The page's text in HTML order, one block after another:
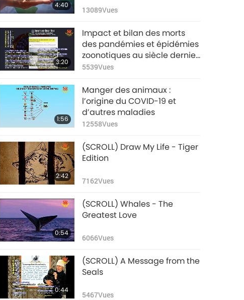
4735
28
2:00
Les animaux sont
des personnes –
28ème partie
4998
1:44
Les animaux sont
des personnes –
29ème partie
4714
30
Les animaux sont
des personnes –
3977
31
Les animaux sont
des personnes –
4019
32
Les animaux sont
des personnes –
3980
4:40
13089Vues
3:20
Impact et bilan des morts
des pandémies et épidémies
zoonotiques au siècle dernier
(estimation)
5539Vues
1:56
Manger des animaux :
l’origine du COVID-19 et
d’autres maladies
12558Vues
2:42
(SCROLL) Draw My Life - Tiger
Edition
7162Vues
0:54
(SCROLL) Whales - The
Greatest Love
6066Vues
0:44
(SCROLL) A Message from the
Seals
5467Vues